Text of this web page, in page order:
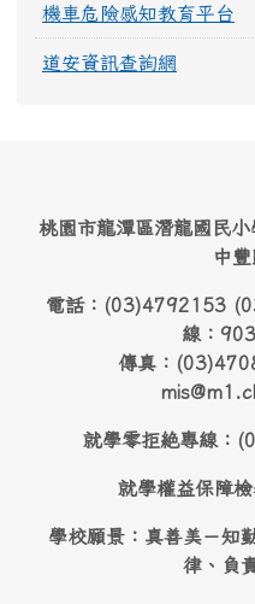
機車危險感知教育平台
道安資訊查詢網
桃園市龍潭區潛龍國民
中
電話：
線：
傳真：
就學零拒絶專線：
就學權益保障
學校願景：真善美－知
律、負